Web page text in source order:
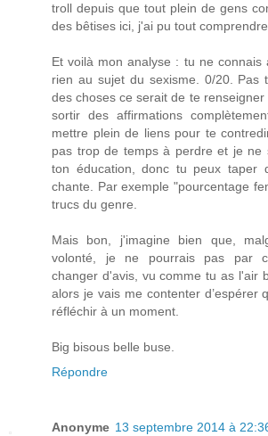
troll depuis que tout plein de gens
des bêtises ici, j'ai pu tout
Et voilà mon analyse : tu ne connais
rien au sujet du sexisme. 0/20. Pas
des choses ce serait de te
sortir des affirmations
mettre plein de liens pour te
pas trop de temps à perdre et je ne
ton éducation, donc tu peux taper
chante. Par exemple "pourcentage
trucs du genre.
Mais bon, j'imagine bien que,
volonté, je ne pourrais pas par
changer d'avis, vu comme tu as l'air
alors je vais me contenter d’espérer
réfléchir à un moment.
Big bisous belle buse.
Répondre
Anonyme 13 septembre 2014 à